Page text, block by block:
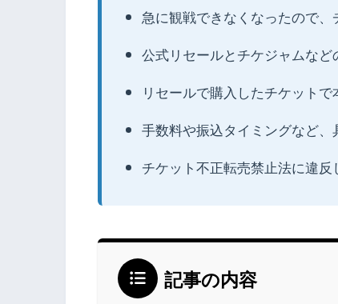
急に観戦できなくなったので
公式リセールとチケジャムな
リセールで購入したチケット
手数料や振込タイミングなど
チケット不正転売禁止法に違反
記事の内容